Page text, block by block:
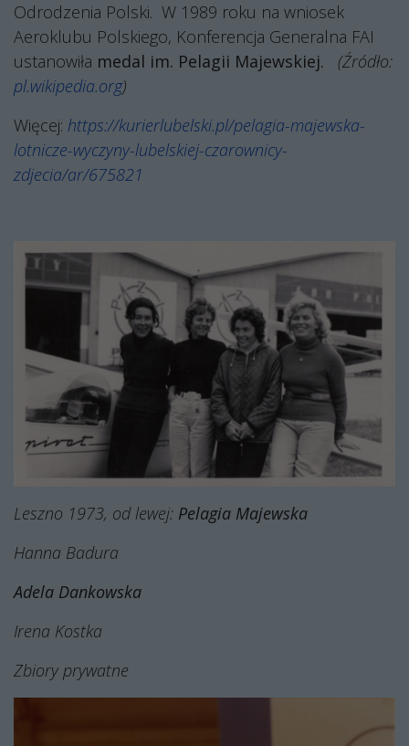
Odrodzenia Polski. W 1989 roku na wniosek
Aeroklubu Polskiego, Konferencja Generalna FAI
ustanowiła medal im. Pelagii Majewskiej.
(Źródło:
pl.wikipedia.org)
Więcej: https://kurierlubelski.pl/pelagia-majewska-
lotnicze-wyczyny-lubelskiej-czarownicy-
zdjecia/ar/675821
Leszno 1973, od lewej: Pelagia Majewska
Hanna Badura
Adela Dankowska
Irena Kostka
Zbiory prywatne